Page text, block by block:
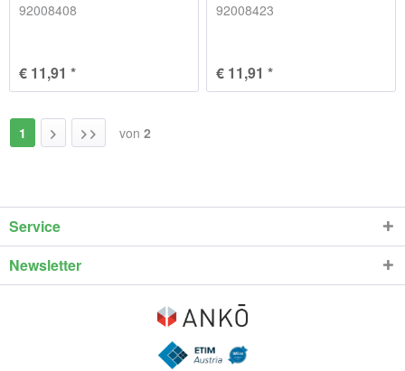
92008408
€ 11,91 *
92008423
€ 11,91 *
1 von 2
Service
Newsletter